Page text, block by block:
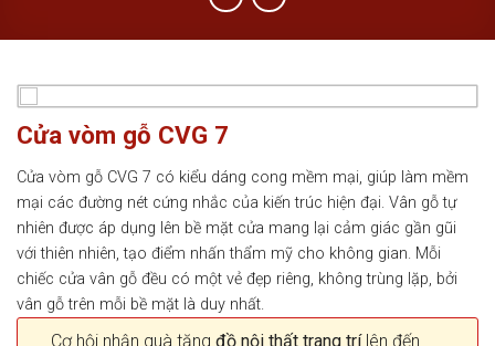
Cửa vòm gỗ CVG 7
Cửa vòm gỗ CVG 7 có kiểu dáng cong mềm mại, giúp làm mềm
mại các đường nét cứng nhắc của kiến trúc hiện đại. Vân gỗ tự
nhiên được áp dụng lên bề mặt cửa mang lại cảm giác gần gũi
với thiên nhiên, tạo điểm nhấn thẩm mỹ cho không gian. Mỗi
chiếc cửa vân gỗ đều có một vẻ đẹp riêng, không trùng lặp, bởi
vân gỗ trên mỗi bề mặt là duy nhất.
Cơ hội nhận quà tặng đồ nội thất trang trílên đến